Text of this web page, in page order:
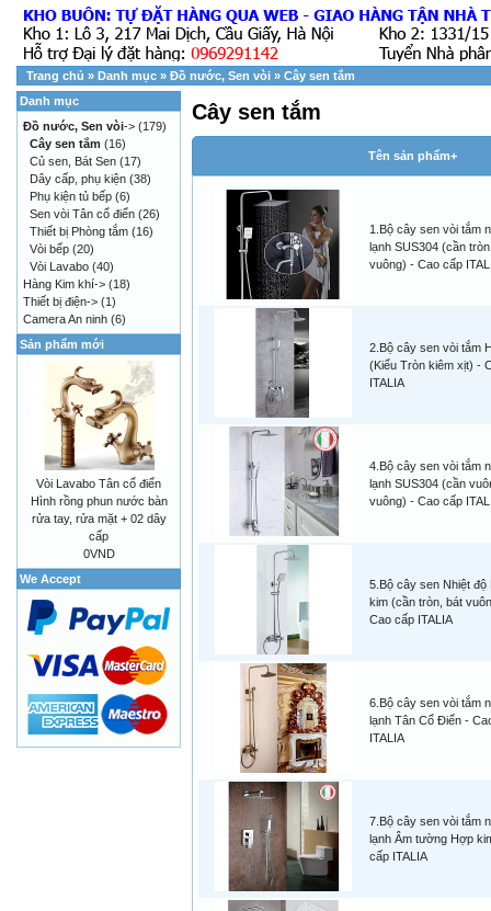
Trang chủ » Danh mục » Đồ nước, Sen vòi » Cây sen tắm
Cây sen tắm
Tên sản phẩm+
1.Bộ cây sen vòi tắm
lạnh SUS304 (cần
vuông) - Cao cấp
2.Bộ cây sen vòi tắm
(Kiểu Tròn kiêm xịt) -
ITALIA
4.Bộ cây sen vòi tắm
lạnh SUS304 (cần
vuông) - Cao cấp
5.Bộ cây sen Nhiệt độ
kim (cần tròn, bát
Cao cấp ITALIA
6.Bộ cây sen vòi tắm
lạnh Tân Cổ Điển -
ITALIA
7.Bộ cây sen vòi tắm
lạnh Âm tường Hợp
cấp ITALIA
Danh mục
Đồ nước, Sen vòi-> (179)
Cây sen tắm (16)
Củ sen, Bát Sen (17)
Dây cấp, phụ kiện (38)
Phụ kiện tủ bếp (6)
Sen vòi Tân cổ điển (26)
Thiết bị Phòng tắm (16)
Vòi bếp (20)
Vòi Lavabo (40)
Hàng Kim khí-> (18)
Thiết bị điện-> (1)
Camera An ninh (6)
Sản phẩm mới
Vòi Lavabo Tân cổ điển
Hình rồng phun nước bàn
rửa tay, rửa mặt + 02 dây
cấp
0VND
We Accept